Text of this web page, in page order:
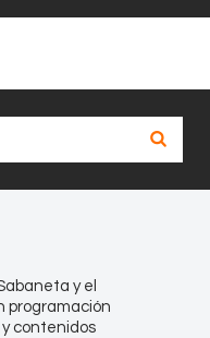
y el
programación
contenidos